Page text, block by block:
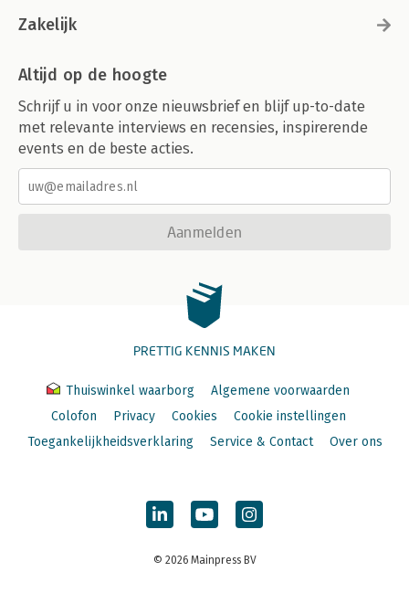
Zakelijk
Altijd op de hoogte
Schrijf u in voor onze nieuwsbrief en blijf up-to-date
met relevante interviews en recensies, inspirerende
events en de beste acties.
Aanmelden
PRETTIG KENNIS MAKEN
Thuiswinkel waarborg
Algemene voorwaarden
Colofon
Privacy Cookies
Cookie instellingen
Toegankelijkheidsverklaring
Service & Contact Over ons
© 2026 Mainpress BV